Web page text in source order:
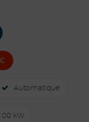
Automatique
kW